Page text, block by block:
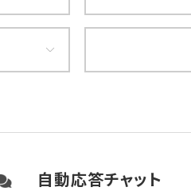
自動応答チャット